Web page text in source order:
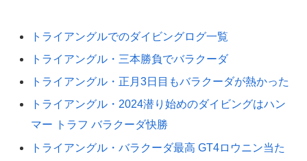
トライアングルでのダイビングログ一覧
トライアングル・三本勝負でバラクーダ
トライアングル・正月3日目もバラクーダが熱かった
トライアングル・2024潜り始めのダイビングはハン
マー トラフ バラクーダ快勝
トライアングル・バラクーダ最高 GT4ロウニン当た